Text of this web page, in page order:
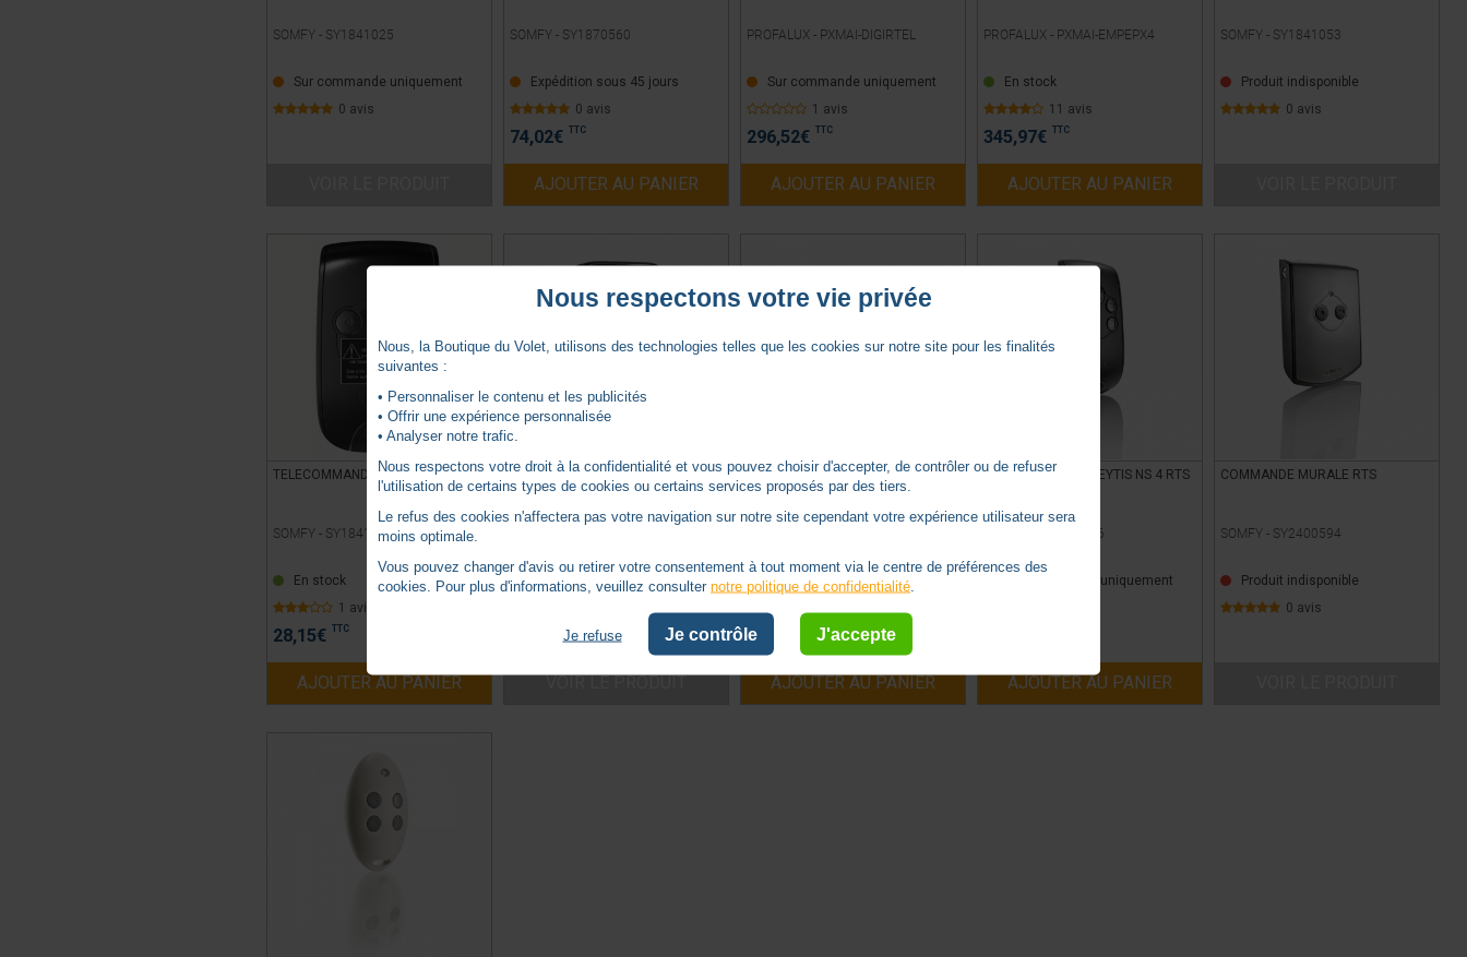
SOMFY - SY1841025
Sur commande uniquement
0 avis
SOMFY - SY1870560
Expédition sous 45 jours
0 avis
74,02€ TTC
AJOUTER AU PANIER
PROFALUX - PXMAI-DIGIRTEL
Sur commande uniquement
1 avis
296,52€ TTC
AJOUTER AU PANIER
PROFALUX - PXMAI-EMPEPX4
En stock
11 avis
345,97€ TTC
AJOUTER AU PANIER
SOMFY - SY1841053
Produit indisponible
0 avis
TELECOMMANDE RELAIS TAHOMA
SOMFY - SY1841194
En stock
1 avis
28,15€ TTC
AJOUTER AU PANIER
CLAVIER À CODES KEYPAD 2 RTS
SOMFY POUR PORTAIL ET GARAGE
Produit remplacé
RECEPTEUR RTS UNIVERSEL POUR
PORTAIL & PORTE DE GARAGE
En stock
236,39 TTC
AJOUTER AU PANIER
TÉLÉCOMMANDE KEYTIS NS 4 RTS
SY2400576
Sur commande uniquement
AJOUTER AU PANIER
COMMANDE MURALE RTS
SOMFY - SY2400594
Produit indisponible
0 avis
Nous respectons votre vie privée
Nous, la Boutique du Volet, utilisons des technologies telles que les cookies sur notre site pour les finalités
suivantes :
• Personnaliser le contenu et les publicités
• Offrir une expérience personnalisée
• Analyser notre trafic.
Nous respectons votre droit à la confidentialité et vous pouvez choisir d'accepter, de contrôler ou de refuser
l'utilisation de certains types de cookies ou certains services proposés par des tiers.
Le refus des cookies n'affectera pas votre navigation sur notre site cependant votre expérience utilisateur sera
moins optimale.
Vous pouvez changer d'avis ou retirer votre consentement à tout moment via le centre de préférences des
cookies. Pour plus d'informations, veuillez consulternotre politique de confidentialité
Je refuse Je contrôle J'accepte